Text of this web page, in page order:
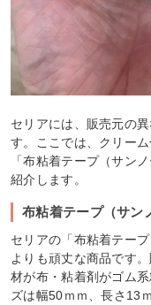
セリアには、販売元の
す。ここでは、クリー
「布粘着テープ（サン
紹介します。
布粘着テープ（サン
セリアの「布粘着テー
よりも頑丈な商品です
材が布・粘着剤がゴム
ズは幅50ｍｍ、長さ13